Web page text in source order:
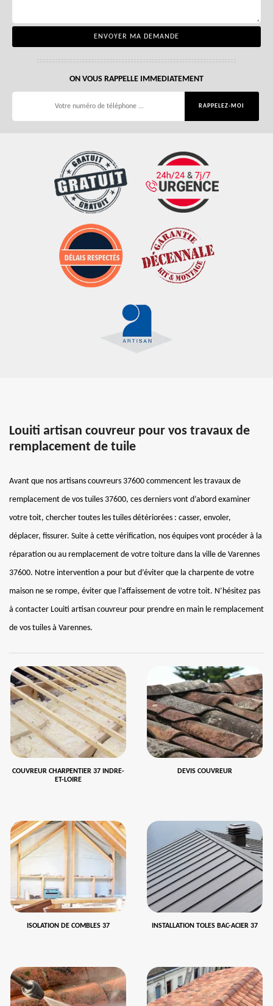
ON VOUS RAPPELLE IMMEDIATEMENT
Louiti artisan couvreur pour vos travaux de
remplacement de tuile
Avant que nos artisans couvreurs 37600 commencent les travaux de
remplacement de vos tuiles 37600, ces derniers vont d’abord examiner
votre toit, chercher toutes les tuiles détériorées : casser, envoler,
déplacer, fissurer. Suite à cette vérification, nos équipes vont procéder à la
réparation ou au remplacement de votre toiture dans la ville de Varennes
37600. Notre intervention a pour but d’éviter que la charpente de votre
maison ne se rompe, éviter que l’affaissement de votre toit. N’hésitez pas
à contacter Louiti artisan couvreur pour prendre en main le remplacement
de vos tuiles à Varennes.
COUVREUR CHARPENTIER 37 INDRE-
ET-LOIRE
DEVIS COUVREUR
ISOLATION DE COMBLES 37 INSTALLATION TOLES BAC-ACIER 37